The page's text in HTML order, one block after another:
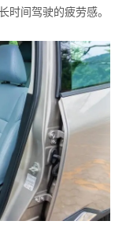
时间驾驶的疲劳感。